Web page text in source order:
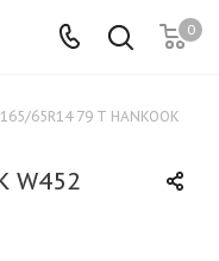
0
165/65R14 79 T HANKOOK
W452